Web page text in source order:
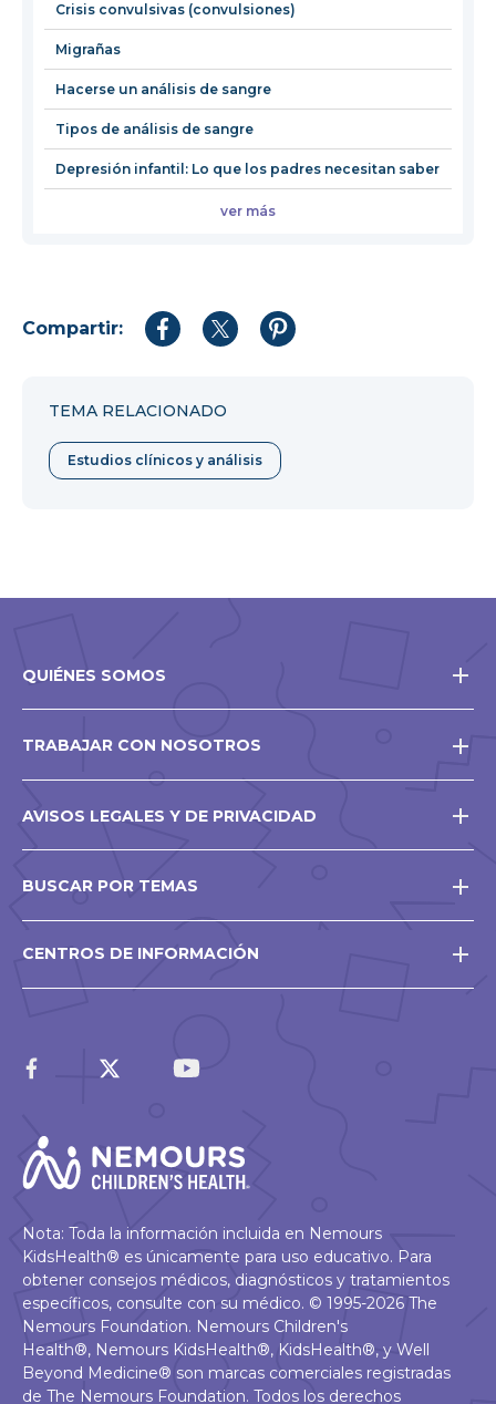
ventana
Crisis convulsivas (convulsiones)
Migrañas
Hacerse un análisis de sangre
Tipos de análisis de sangre
Depresión infantil: Lo que los padres necesitan saber
ver más
Compartir:
CompartirCompartirCompartir
TEMA RELACIONADO
Estudios clínicos y análisis
QUIÉNES SOMOS
TRABAJAR CON NOSOTROS
AVISOS LEGALES Y DE PRIVACIDAD
BUSCAR POR TEMAS
CENTROS DE INFORMACIÓN
Nota: Toda la información incluida en Nemours
KidsHealth® es únicamente para uso educativo. Para
obtener consejos médicos, diagnósticos y tratamientos
específicos, consulte con su médico. © 1995-2026 The
Nemours Foundation. Nemours Children's
Health®, Nemours KidsHealth®, KidsHealth®, y Well
Beyond Medicine® son marcas comerciales registradas
de The Nemours Foundation. Todos los derechos